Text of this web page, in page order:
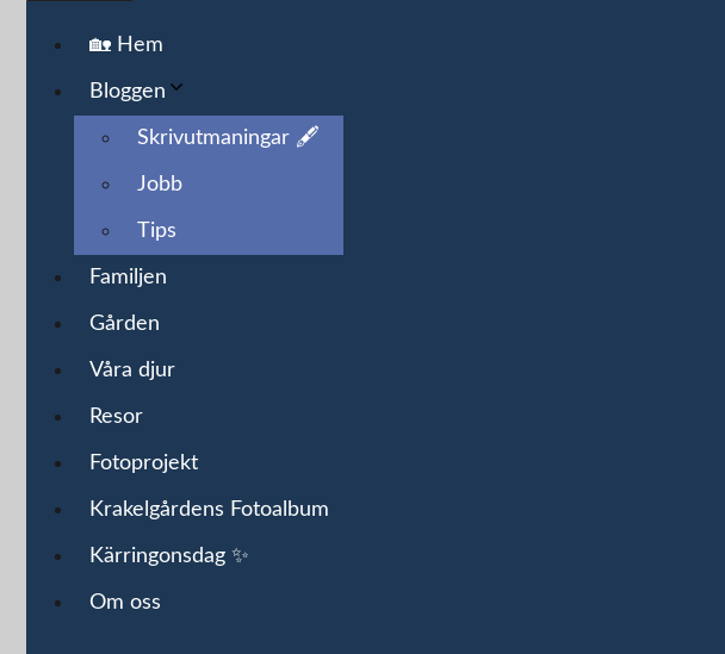
🏡 Hem
Bloggen
Skrivutmaningar 🖋️
Jobb
Tips
Familjen
Gården
Våra djur
Resor
Fotoprojekt
Krakelgårdens Fotoalbum
Kärringonsdag ✨
Om oss